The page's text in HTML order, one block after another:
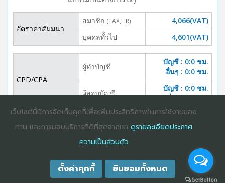
อัตราค่าสัมมนา
สมาชิก (TAX,HR)
4,066(VAT)
บุคคลทั้่วไป
4,601(VAT)
CPD/CPA
ผู้ทำบัญชี
บัญชี : 0:0 ชม.
อื่นๆ : 0:0 ชม.
ผู้สอบบัญชี
บัญชี : 0:0 ชม.
ปิดจอง
BROCHURE
COPYRIGHT ©2025DHARMNITI SEMINAR AND TRAINING CO., LTDALL
RIGHTS RESERVED. E-COMMERCIAL REGISTRATION 0105529026680
เว็บไซต์นี้มีการจัดเก็บคุกกี้เพื่อเพิ่มประสิทธิภาพในการใช้งานของ
ท่าน และการมอบบริการที่ดีที่สุดจากเรา ดูรายละเอียดประกาศ
ความเป็นส่วนตัว
ตั้งค่าคุกกี้ ยินยอมทั้งหมด